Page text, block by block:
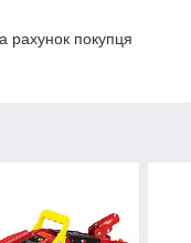
рахунок покупця